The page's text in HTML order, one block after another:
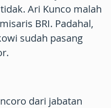
Ari Kunco malah
BRI. Padahal,
sudah pasang
dari jabatan